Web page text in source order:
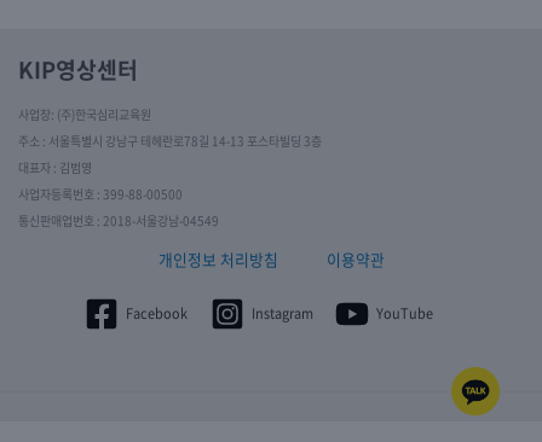
KIP영상센터
사업장: (주)한국심리교육원
주소 : 서울특별시 강남구 테헤란로78길 14-13 포스타빌딩 3층
대표자 : 김범영
사업자등록번호 : 399-88-00500
통신판매업번호 : 2018-서울강남-04549
개인정보 처리방침 이용약관
Facebook Instagram YouTube